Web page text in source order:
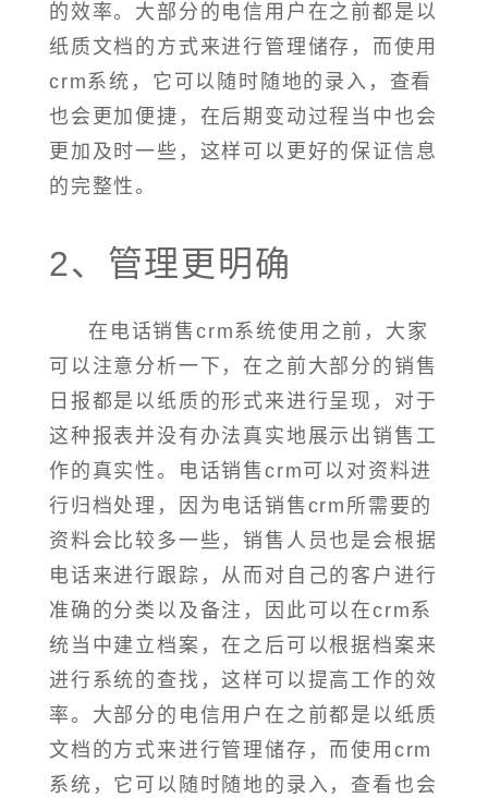
的效率。大部分的电信用户在之前都是以
纸质文档的方式来进行管理储存，而使用
crm系统，它可以随时随地的录入，查看
也会更加便捷，在后期变动过程当中也会
更加及时一些，这样可以更好的保证信息
的完整性。
2、管理更明确
在电话销售crm系统使用之前，大家
可以注意分析一下，在之前大部分的销售
日报都是以纸质的形式来进行呈现，对于
这种报表并没有办法真实地展示出销售工
作的真实性。电话销售crm可以对资料进
行归档处理，因为电话销售crm所需要的
资料会比较多一些，销售人员也是会根据
电话来进行跟踪，从而对自己的客户进行
准确的分类以及备注，因此可以在crm系
统当中建立档案，在之后可以根据档案来
进行系统的查找，这样可以提高工作的效
率。大部分的电信用户在之前都是以纸质
文档的方式来进行管理储存，而使用crm
系统，它可以随时随地的录入，查看也会